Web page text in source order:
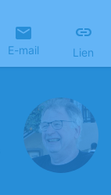
E-mail Lien